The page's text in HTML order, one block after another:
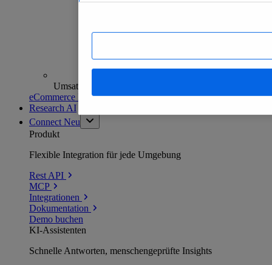
Umsatzanalysen und -prognosen
eCommerce Insights entdecken
Research AI
Connect Neu
Produkt
Flexible Integration für jede Umgebung
Rest API
MCP
Integrationen
Dokumentation
Demo buchen
KI-Assistenten
Schnelle Antworten, menschengeprüfte Insights